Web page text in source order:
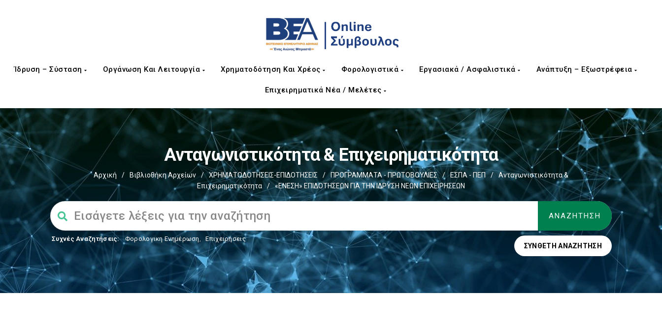
Ίδρυση – Σύσταση Οργάνωση Και Λειτουργία Χρηματοδότηση Και Χρέος Φορολογιστικά Εργασιακά / Ασφαλιστικά Ανάπτυξη – Εξωστρέφεια
Επιχειρηματικά Νέα / Μελέτες
Ανταγωνιστικότητα & Επιχειρηματικότητα
Αρχική / Βιβλιοθήκη Αρχείων / ΧΡΗΜΑΤΟΔΟΤΗΣΕΙΣ-ΕΠΙΔΟΤΗΣΕΙΣ / ΠΡΟΓΡΑΜΜΑΤΑ - ΠΡΩΤΟΒΟΥΛΙΕΣ / ΕΣΠΑ - ΠΕΠ /
Ανταγωνιστικότητα &
Επιχειρηματικότητα
/ «ΕΝΕΣΗ» ΕΠΙΔΟΤΗΣΕΩΝ ΓΙΑ ΤΗΝ ΙΔΡΥΣΗ ΝΕΩΝ ΕΠΙΧΕΙΡΗΣΕΩΝ
Συχνές Αναζητήσεις: Φορολογικη Ενημέρωση, Επιχειρήσεις
ΣΎΝΘΕΤΗ ΑΝΑΖΉΤΗΣΗ